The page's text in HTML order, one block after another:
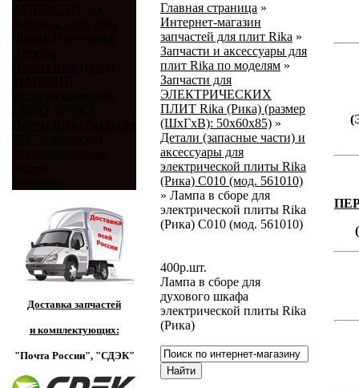
Доставка запчастей
и комплектующих:
"Почта России", "СДЭК"
Главная страница »
Интернет-магазин
запчастей для плит Rika »
Запчасти и аксессуары для
плит Rika по моделям »
Запчасти для
ЭЛЕКТРИЧЕСКИХ
ПЛИТ Rika (Рика) (размер
(ШхГхВ): 50х60х85) »
Детали (запасные части) и
аксессуары для
электрической плиты Rika
(Рика) C010 (мод. 561010)
» Лампа в сборе для
электрической плиты Rika
(Рика) C010 (мод. 561010)
400р.шт.
Лампа в сборе для
духового шкафа
электрической плиты Rika
(Рика)